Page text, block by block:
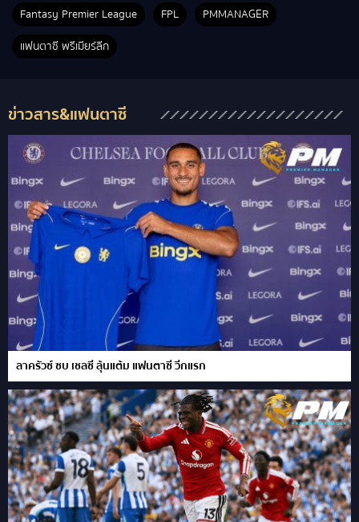
Fantasy Premier League
FPL
PMMANAGER
แฟนตาซี พรีเมียร์ลีก
ข่าวสาร&แฟนตาซี
ลาครัวซ์ ซบ เชลซี ลุ้นแต้ม แฟนตาซี วีกแรก